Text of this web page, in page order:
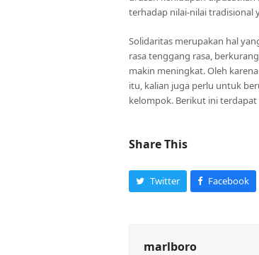
terhadap nilai-nilai tradisional
Solidaritas merupakan hal
rasa tenggang rasa,
makin meningkat. Oleh
itu, kalian juga perlu untuk
kelompok. Berikut ini
Share This
Twitter Facebook
marlboro